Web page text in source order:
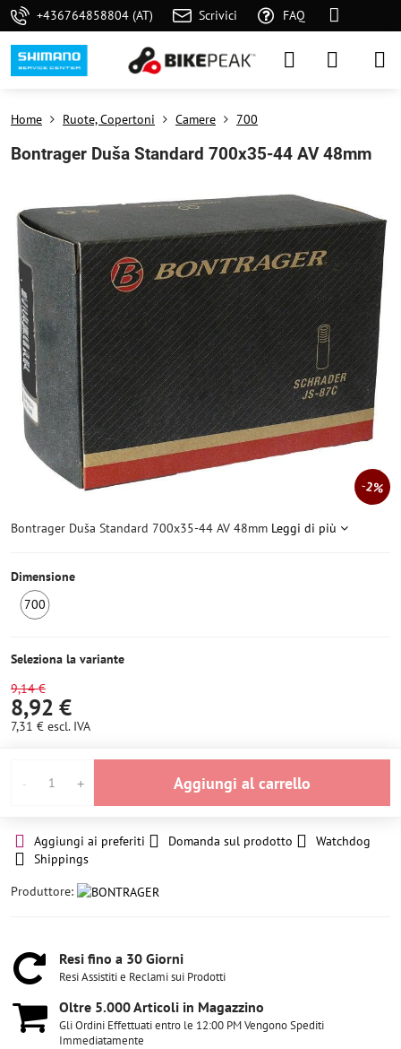
+436764858804 (AT) Scrivici FAQ
2%
Home Ruote, Copertoni Camere 700
Bontrager Duša Standard 700x35-44 AV 48mm
Bontrager Duša Standard 700x35-44 AV 48mm Leggi di più
Dimensione
700
Seleziona la variante
9,14 €
8,92 €
7,31 € escl. IVA
Aggiungi al carrello
Aggiungi ai preferiti Domanda sul prodotto
Watchdog
Shippings
Produttore:
Resi fino a 30 Giorni
Resi Assistiti e Reclami sui Prodotti
Oltre 5​.000 Articoli in Magazzino
Gli Ordini Effettuati entro le 12:00 PM Vengono Spediti
Immediatamente